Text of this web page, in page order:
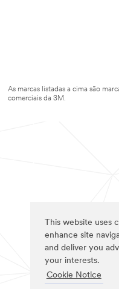
This website uses
enhance site
and deliver you
your interests.
Cookie Notice
As marcas listadas a cima são
comerciais da 3M.